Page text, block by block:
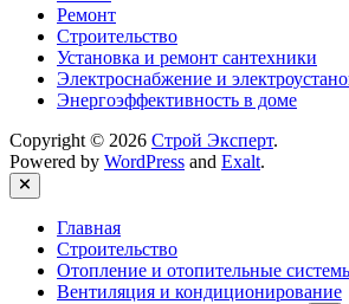
Ремонт
Строительство
Установка и ремонт сантехники
Электроснабжение и
Энергоэффективность в доме
Copyright © 2026 Строй Эксперт.
Powered by WordPress and Exalt.
Close
Главная
Строительство
Отопление и отопительные
Вентиляция и кондиционирование